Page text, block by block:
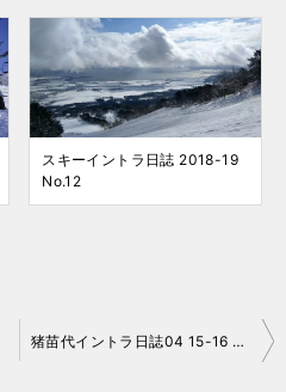
スキーイントラ日誌 2018-19
No.12
猪苗代イントラ日誌04 15-16 No.012